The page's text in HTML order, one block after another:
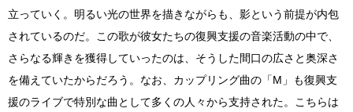
立っていく。明るい光の世界を描きながらも、影という前提が内包
されているのだ。この歌が彼女たちの復興支援の音楽活動の中で、
さらなる輝きを獲得していったのは、そうした間口の広さと奥深さ
を備えていたからだろう。なお、カップリング曲の「M」も復興支
援のライブで特別な曲として多くの人々から支持された。こちらは